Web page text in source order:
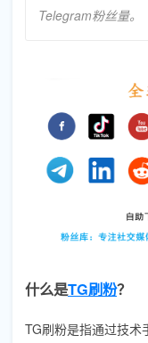
Telegram粉丝量。
什么是TG刷粉？
TG刷粉是指通过技术